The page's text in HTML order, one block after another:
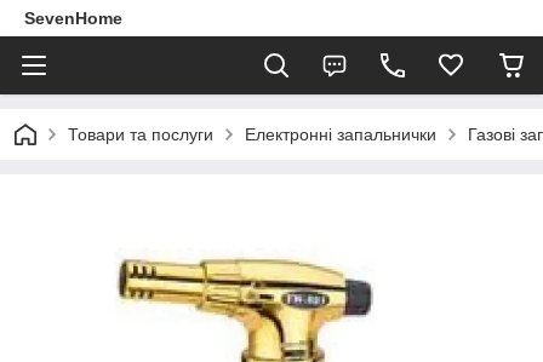
SevenHome
Товари та послуги Електронні запальнички Газові